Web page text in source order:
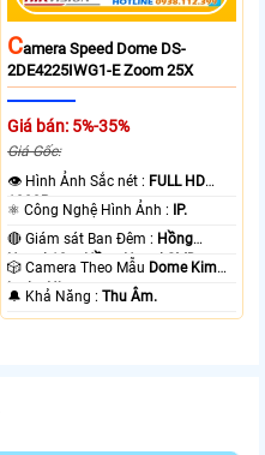
CAmera Speed Dome DS-
2DE4225IWG1-E Zoom 25X
Giá bán: 5%-35%
Giá Gốc:
👁 Hình Ảnh Sắc nét : FULL HD
1080P .
⚛️ Công Nghệ Hình Ảnh : IP.
🔴 Giám sát Ban Đêm : Hồng
Ngoại 10m Hồng Ngoại SMD.
🎲 Camera Theo Mẫu Dome Kim
loại + Nhựa.
️🔔 Khả Năng :Thu Âm.